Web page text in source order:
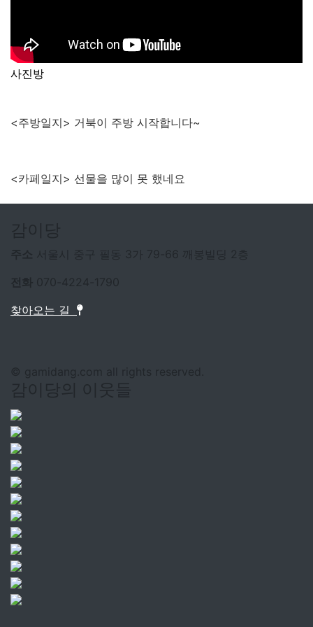
사진방
<주방일지> 거북이 주방 시작합니다~
<카페일지> 선물을 많이 못 했네요
감이당
주소
서울시 중구 필동 3가 79-66 깨봉빌딩 2층
전화
070-4224-1790
찾아오는 길
© gamidang.com all rights reserved.
감이당의 이웃들